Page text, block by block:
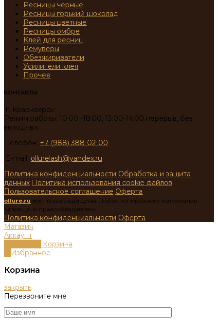
Ресницы черные
Ресницы горький шоколад
Ресницы цветные
Ресницы омбре
Клей для ресниц
Ремуверы
Обезжириватели
Усилители клея
Прочее
КОНТАКТЫ
г. Красноярск
Режим работы: 10:00 -18:00, 13:00-14:00 перерыв, без
выходных
Телефон: +7 (988) 388-02-00
E-mail: ollurelash@yandex.ru
Политика конфиденциальности Обработка и защита
данных Политика использования cookie файлов
Пользовательское соглашение Оферта
ollure.ru Все права защищены. Любое копирование материалов
запрещено правообладателем.
Политика конфиденциальности Оферта
Магазин
Аккаунт
Корзина
Избранное
Корзина
закрыть
Перезвоните мне